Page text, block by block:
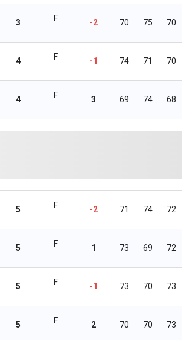
3 F -2 70 75 70
4 F -1 74 71 70
4 F 3 69 74 68
5 F -2 71 74 72
5 F 1 73 69 72
5 F -1 73 70 73
5 F 2 70 70 73